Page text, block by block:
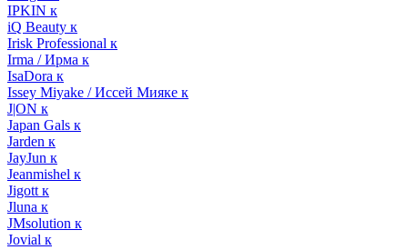
IPKIN к
iQ Beauty к
Irisk Professional к
Irma / Ирма к
IsaDora к
Issey Miyake / Иссей Мияке к
J|ON к
Japan Gals к
Jarden к
JayJun к
Jeanmishel к
Jigott к
Jluna к
JMsolution к
Jovial к